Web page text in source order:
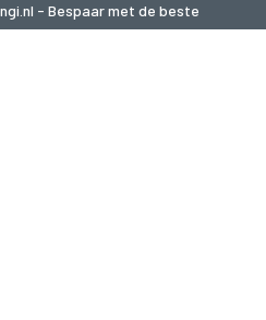
- Bespaar met de beste
rechten voorbehouden.